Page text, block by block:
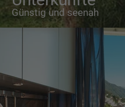
Günstig und seenah